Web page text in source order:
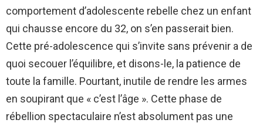
comportement d’adolescente rebelle chez un enfant
qui chausse encore du 32, on s’en passerait bien.
Cette pré-adolescence qui s’invite sans prévenir a de
quoi secouer l’équilibre, et disons-le, la patience de
toute la famille. Pourtant, inutile de rendre les armes
en soupirant que « c’est l’âge ». Cette phase de
rébellion spectaculaire n’est absolument pas une